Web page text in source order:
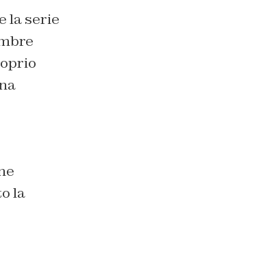
la serie
la